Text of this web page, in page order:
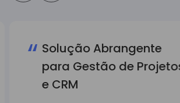
Solução Abrangente
para Gestão de
e CRM